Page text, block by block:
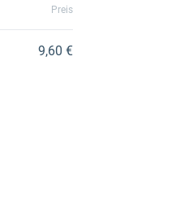
Preis
9,60 €